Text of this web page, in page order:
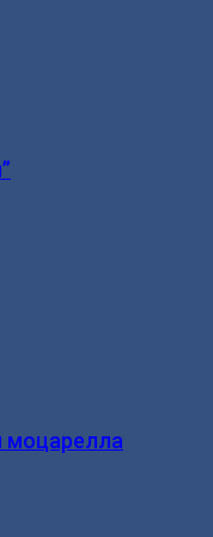
моцарелла